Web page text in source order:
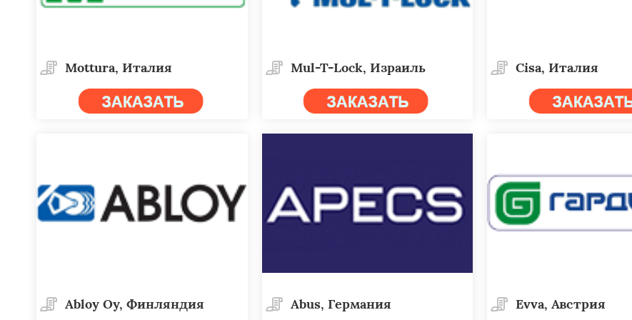
Mottura, Италия Mul-T-Lock, Израиль Cisa, Италия
Abloy Oy, Финляндия Abus, Германия Evva, Австрия